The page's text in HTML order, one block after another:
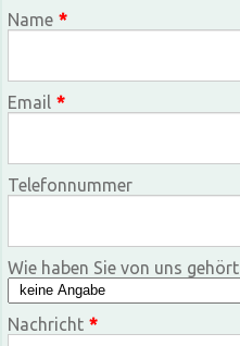
Name *
Email *
Telefonnummer
Wie haben Sie von uns gehört
Nachricht *